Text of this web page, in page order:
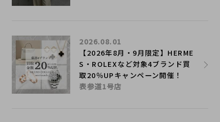
【2026年8月・9月限定】HERME
S・ROLEXなど対象4ブランド買
取20％UPキャンペーン開催！
2026.08.01
表参道1号店